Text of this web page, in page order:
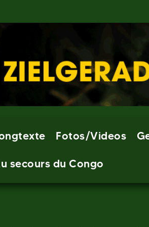
Fotos/Videos
secours du Congo